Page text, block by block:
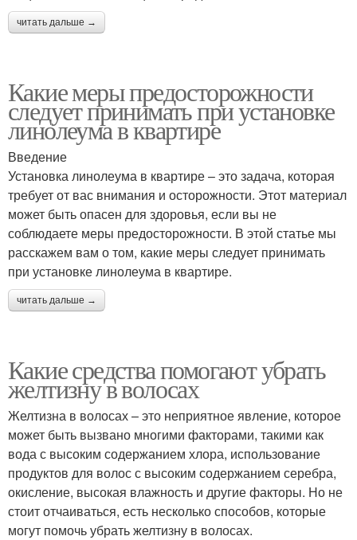
читать дальше →
Какие меры предосторожности
следует принимать при установке
линолеума в квартире
Введение
Установка линолеума в квартире – это задача, которая
требует от вас внимания и осторожности. Этот материал
может быть опасен для здоровья, если вы не
соблюдаете меры предосторожности. В этой статье мы
расскажем вам о том, какие меры следует принимать
при установке линолеума в квартире.
читать дальше →
Какие средства помогают убрать
желтизну в волосах
Желтизна в волосах – это неприятное явление, которое
может быть вызвано многими факторами, такими как
вода с высоким содержанием хлора, использование
продуктов для волос с высоким содержанием серебра,
окисление, высокая влажность и другие факторы. Но не
стоит отчаиваться, есть несколько способов, которые
могут помочь убрать желтизну в волосах.